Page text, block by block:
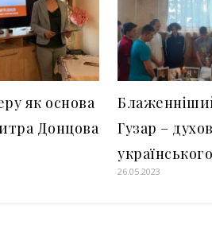
як основа
Донцова
Гузар –
26.05.2023